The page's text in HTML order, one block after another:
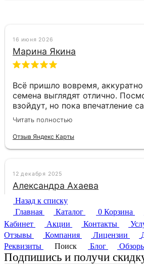
Назад к списку
Главная
Каталог 0 Корзина
Кабинет
Акции Контакты
Отзывы
Компания Лицензии
Реквизиты
Поиск Блог
Подпишись и получи